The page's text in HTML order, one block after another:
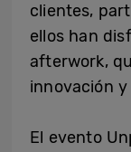
clientes,
ellos han
afterwork,
innovación
El evento